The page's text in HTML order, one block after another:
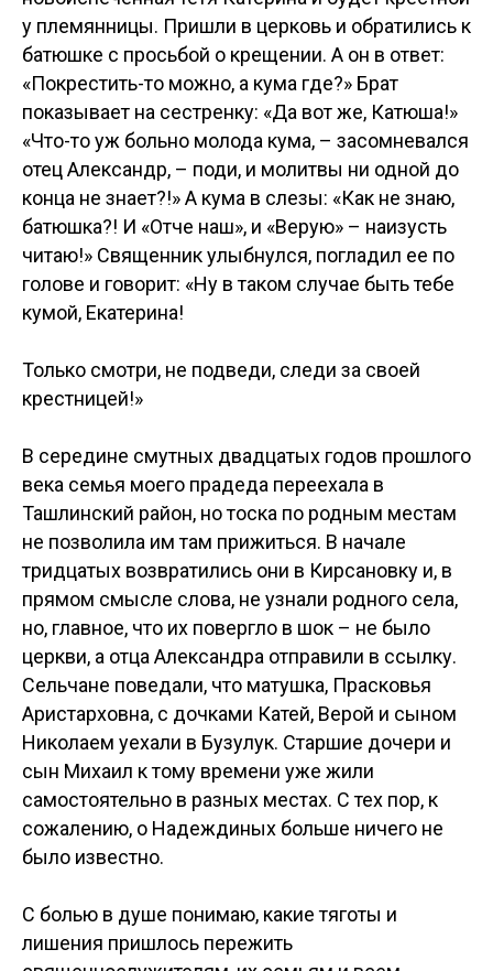
у племянницы. Пришли в церковь и обратились к
батюшке с просьбой о крещении. А он в ответ:
«Покрестить-то можно, а кума где?» Брат
показывает на сестренку: «Да вот же, Катюша!»
«Что-то уж больно молода кума, – засомневался
отец Александр, – поди, и молитвы ни одной до
конца не знает?!» А кума в слезы: «Как не знаю,
батюшка?! И «Отче наш», и «Верую» – наизусть
читаю!» Священник улыбнулся, погладил ее по
голове и говорит: «Ну в таком случае быть тебе
кумой, Екатерина!
Только смотри, не подведи, следи за своей
крестницей!»
В середине смутных двадцатых годов прошлого
века семья моего прадеда переехала в
Ташлинский район, но тоска по родным местам
не позволила им там прижиться. В начале
тридцатых возвратились они в Кирсановку и, в
прямом смысле слова, не узнали родного села,
но, главное, что их повергло в шок – не было
церкви, а отца Александра отправили в ссылку.
Сельчане поведали, что матушка, Прасковья
Аристарховна, с дочками Катей, Верой и сыном
Николаем уехали в Бузулук. Старшие дочери и
сын Михаил к тому времени уже жили
самостоятельно в разных местах. С тех пор, к
сожалению, о Надеждиных больше ничего не
было известно.
С болью в душе понимаю, какие тяготы и
лишения пришлось пережить